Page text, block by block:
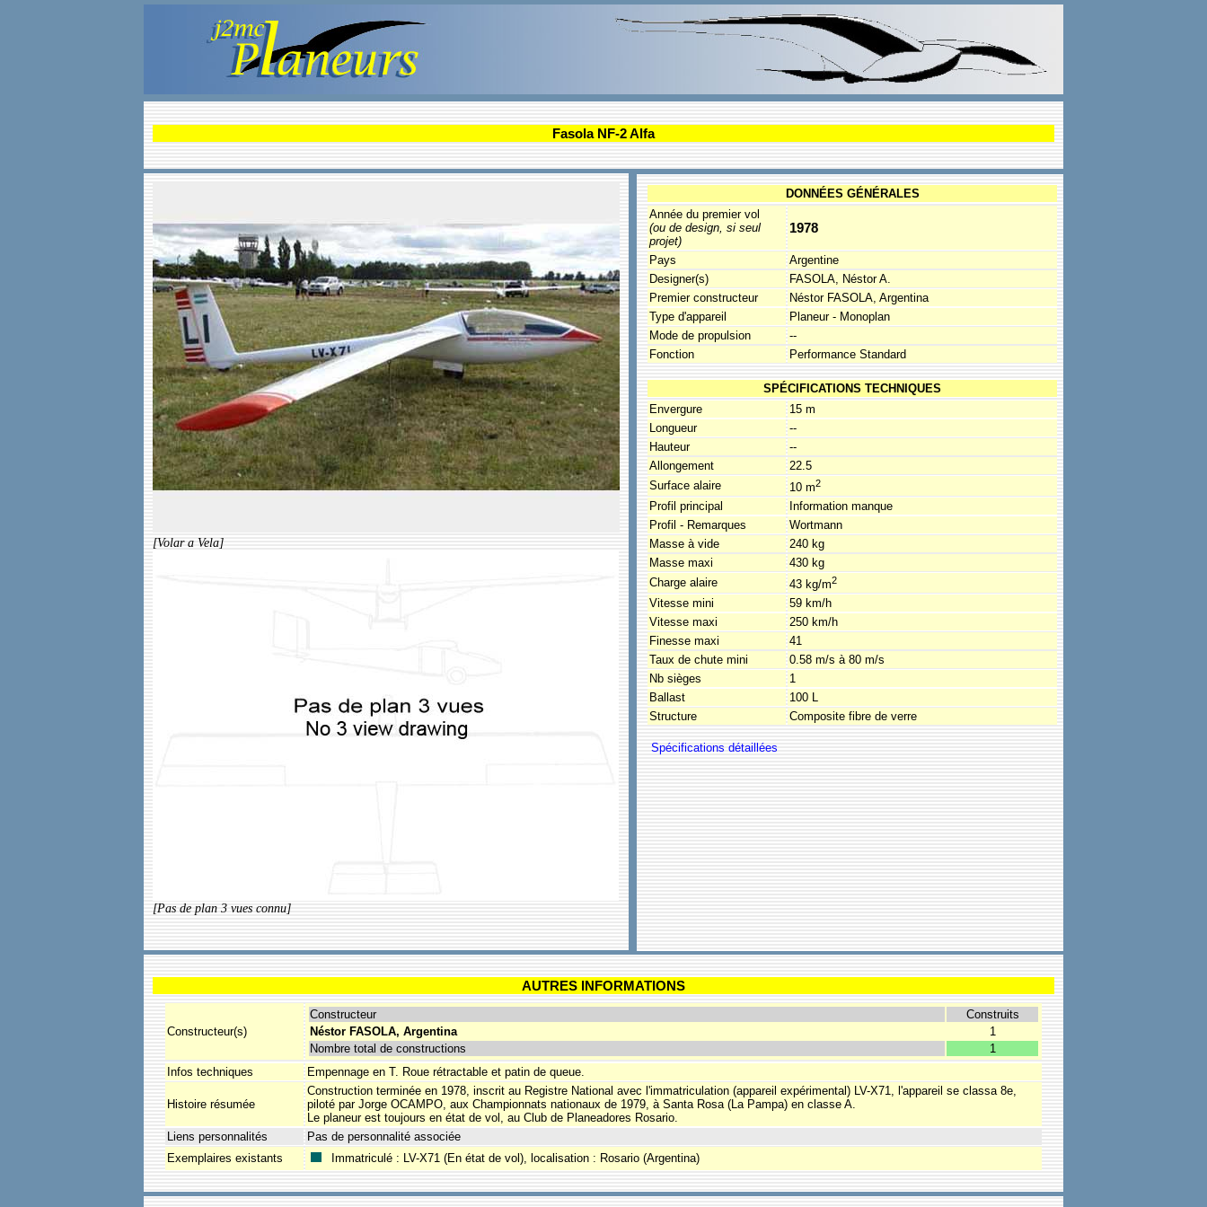
Fasola NF-2 Alfa
DONNÉES GÉNÉRALES
Année du premier vol
(ou de design, si seul
projet)
1978
Pays
Argentine
Designer(s)
FASOLA, Néstor A.
Premier constructeur
Néstor FASOLA, Argentina
Type d'appareil
Planeur - Monoplan
Mode de propulsion
--
Fonction
Performance Standard
SPÉCIFICATIONS TECHNIQUES
Envergure
15 m
Longueur
--
Hauteur
--
Allongement
22.5
Surface alaire
10 m2
Profil principal
Information manque
Profil - Remarques
Wortmann
Masse à vide
240 kg
Masse maxi
430 kg
Charge alaire
43 kg/m2
Vitesse mini
59 km/h
Vitesse maxi
250 km/h
Finesse maxi
41
Taux de chute mini
0.58 m/s à 80 m/s
Nb sièges
1
Ballast
100 L
Structure
Composite fibre de verre
[Volar a Vela]
[Pas de plan 3 vues connu]
AUTRES INFORMATIONS
Constructeur(s)
Constructeur
Construits
Néstor FASOLA, Argentina
1
Nombre total de constructions
1
Infos techniques
Empennage en T. Roue rétractable et patin de queue.
Histoire résumée
Construction terminée en 1978, inscrit au Registre National avec l'immatriculation (appareil expérimental) LV-X71, l'appareil se classa 8e,
piloté par Jorge OCAMPO, aux Championnats nationaux de 1979, à Santa Rosa (La Pampa) en classe A.
Le planeur est toujours en état de vol, au Club de Planeadores Rosario.
Liens personnalités
Pas de personnalité associée
Exemplaires existants
Immatriculé : LV-X71 (En état de vol), localisation : Rosario (Argentina)